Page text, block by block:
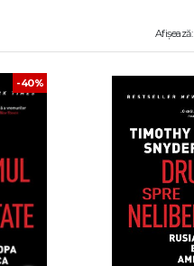
Afișează:
-40%